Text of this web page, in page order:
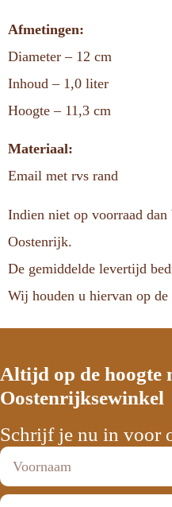
Afmetingen:
Diameter – 12 cm
Inhoud – 1,0 liter
Hoogte – 11,3 cm
Materiaal:
Email met rvs rand
Indien niet op voorraad
Oostenrijk.
De gemiddelde levertijd
Wij houden u hiervan op de
Altijd op de hoogte
Oostenrijksewinkel
Schrijf je nu in voor